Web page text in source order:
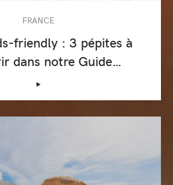
FRANCE
friendly : 3 pépites à
dans notre Guide…
‣